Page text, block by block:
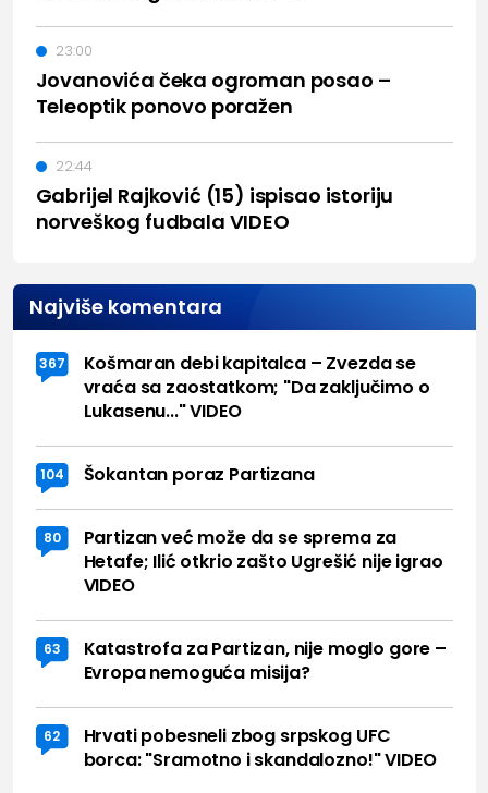
Jovanovića čeka ogroman posao –
Teleoptik ponovo poražen
23:00
Gabrijel Rajković (15) ispisao istoriju
norveškog fudbala VIDEO
22:44
Najviše komentara
367
Košmaran debi kapitalca – Zvezda se
vraća sa zaostatkom; "Da zaključimo o
Lukasenu..." VIDEO
104 Šokantan poraz Partizana
80
Partizan već može da se sprema za
Hetafe; Ilić otkrio zašto Ugrešić nije igrao
VIDEO
63
Katastrofa za Partizan, nije moglo gore –
Evropa nemoguća misija?
62
Hrvati pobesneli zbog srpskog UFC
borca: "Sramotno i skandalozno!" VIDEO